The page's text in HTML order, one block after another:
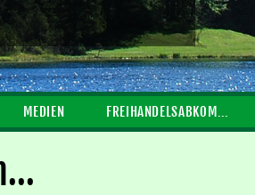
MEDIEN FREIHANDELSABKOMMEN